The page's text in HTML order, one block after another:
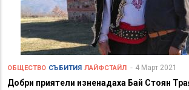
ОБЩЕСТВО СЪБИТИЯ ЛАЙФСТАЙЛ 4 Март 2021
Добри приятели изненадаха Бай Стоян